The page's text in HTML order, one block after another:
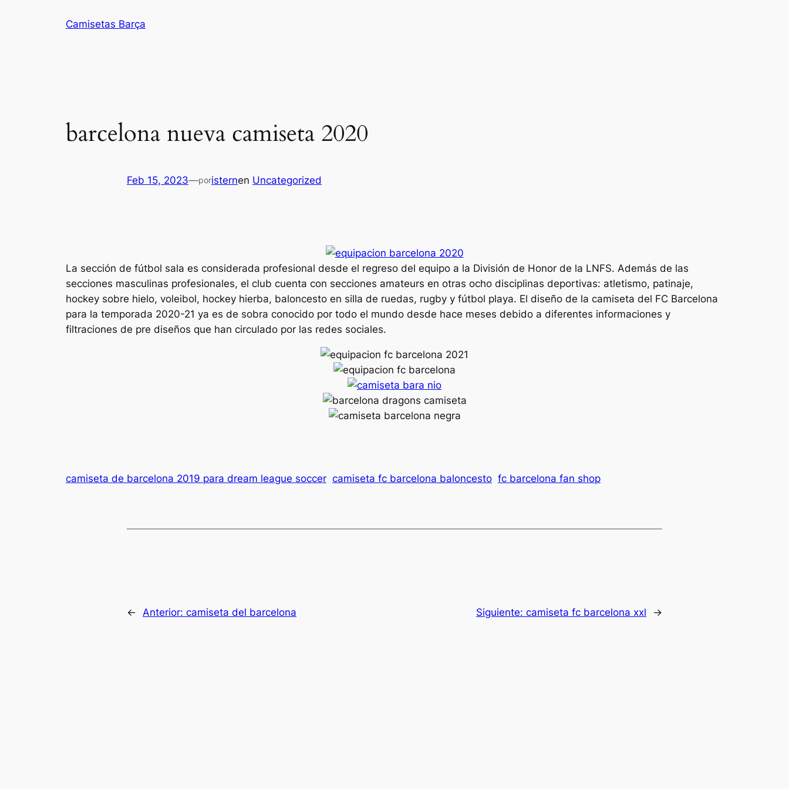
Camisetas Barça
barcelona nueva camiseta 2020
Feb 15, 2023—poristernen Uncategorized
La sección de fútbol sala es considerada profesional desde el regreso del equipo a la División de Honor de la LNFS. Además de las
secciones masculinas profesionales, el club cuenta con secciones amateurs en otras ocho disciplinas deportivas: atletismo, patinaje,
hockey sobre hielo, voleibol, hockey hierba, baloncesto en silla de ruedas, rugby y fútbol playa. El diseño de la camiseta del FC Barcelona
para la temporada 2020-21 ya es de sobra conocido por todo el mundo desde hace meses debido a diferentes informaciones y
filtraciones de pre diseños que han circulado por las redes sociales.
camiseta de barcelona 2019 para dream league soccer camiseta fc barcelona baloncesto fc barcelona fan shop
← Anterior: camiseta del barcelona Siguiente: camiseta fc barcelona xxl →